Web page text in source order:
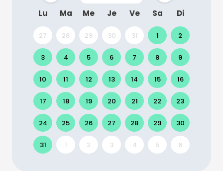
Lu
Ma Me Je Ve Sa Di
27 28 29 30 31 1 2
3 4 5 6 7 8 9
10 11 12 13 14 15 16
17 18 19 20 21 22 23
24 25 26 27 28 29 30
31 1 2 3 4 5 6